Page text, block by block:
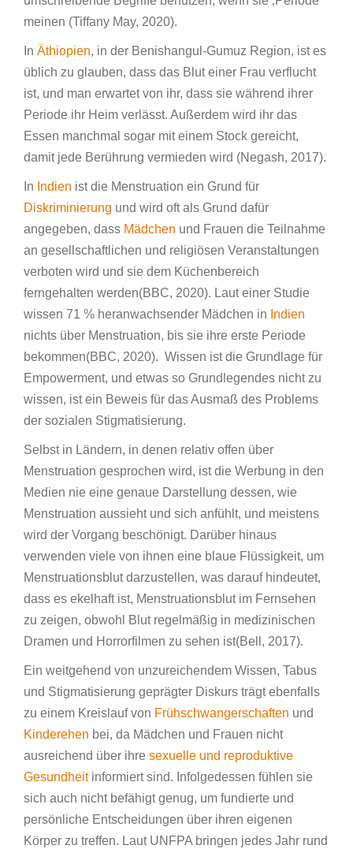
meinen (Tiffany May, 2020).
In Äthiopien, in der Benishangul-Gumuz Region, ist es
üblich zu glauben, dass das Blut einer Frau verflucht
ist, und man erwartet von ihr, dass sie während ihrer
Periode ihr Heim verlässt. Außerdem wird ihr das
Essen manchmal sogar mit einem Stock gereicht,
damit jede Berührung vermieden wird (Negash, 2017).
In Indien ist die Menstruation ein Grund für
Diskriminierung und wird oft als Grund dafür
angegeben, dass Mädchen und Frauen die Teilnahme
an gesellschaftlichen und religiösen Veranstaltungen
verboten wird und sie dem Küchenbereich
ferngehalten werden(BBC, 2020). Laut einer Studie
wissen 71 % heranwachsender Mädchen in Indien
nichts über Menstruation, bis sie ihre erste Periode
bekommen(BBC, 2020). Wissen ist die Grundlage für
Empowerment, und etwas so Grundlegendes nicht zu
wissen, ist ein Beweis für das Ausmaß des Problems
der sozialen Stigmatisierung.
Selbst in Ländern, in denen relativ offen über
Menstruation gesprochen wird, ist die Werbung in den
Medien nie eine genaue Darstellung dessen, wie
Menstruation aussieht und sich anfühlt, und meistens
wird der Vorgang beschönigt. Darüber hinaus
verwenden viele von ihnen eine blaue Flüssigkeit, um
Menstruationsblut darzustellen, was darauf hindeutet,
dass es ekelhaft ist, Menstruationsblut im Fernsehen
zu zeigen, obwohl Blut regelmäßig in medizinischen
Dramen und Horrorfilmen zu sehen ist(Bell, 2017).
Ein weitgehend von unzureichendem Wissen, Tabus
und Stigmatisierung geprägter Diskurs trägt ebenfalls
zu einem Kreislauf von Frühschwangerschaften und
Kinderehen bei, da Mädchen und Frauen nicht
ausreichend über ihre sexuelle und reproduktive
Gesundheitinformiert sind. Infolgedessen fühlen sie
sich auch nicht befähigt genug, um fundierte und
persönliche Entscheidungen über ihren eigenen
Körper zu treffen. Laut UNFPA bringen jedes Jahr rund